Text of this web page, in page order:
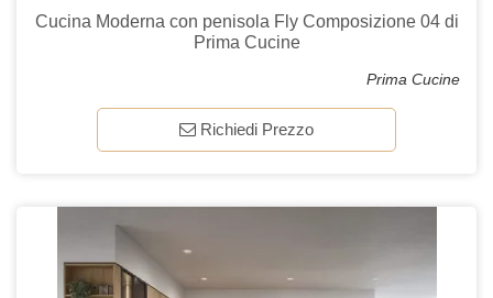
Cucina Moderna con penisola Fly Composizione 04 di
Prima Cucine
Prima Cucine
Richiedi Prezzo